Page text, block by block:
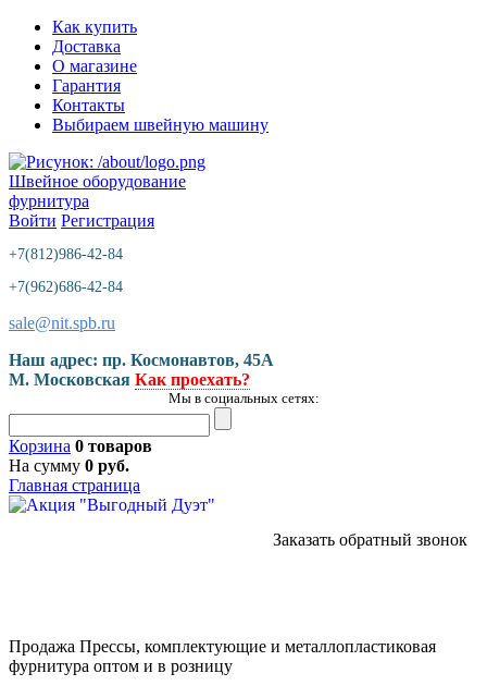
Как купить
Доставка
О магазине
Гарантия
Контакты
Выбираем швейную машину
Швейное оборудование
фурнитура
Войти Регистрация
+7(812)986-42-84
+7(962)686-42-84
sale@nit.spb.ru
Наш адрес: пр. Космонавтов, 45A
М. Московская Как проехать?
Мы в социальных сетях:
Корзина 0 товаров
На сумму 0 руб.
Заказать обратный звонок
Главная страница
Продажа Прессы, комплектующие и металлопластиковая
фурнитура оптом и в розницу